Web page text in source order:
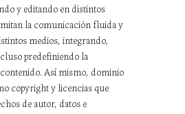
y editando en distintos
la comunicación fluida y
medios, integrando,
predefiniendo la
Así mismo, dominio
copyright y licencias que
de autor, datos e